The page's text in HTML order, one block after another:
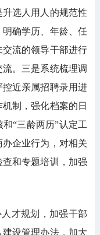
选人用人的规范性
确学历、年龄、任
流的领导干部进行
。三是系统梳理调
近亲属招聘录用进
制，强化档案的日
“三龄两历”认定工
企业行为，对相关
和专题培训，加强
才规划，加强干部
设管理办法，加大